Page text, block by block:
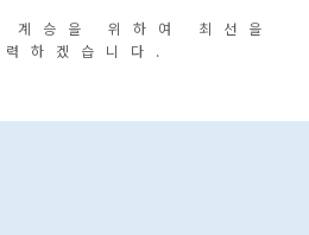
계승을 위하여 최선을
하겠습니다.